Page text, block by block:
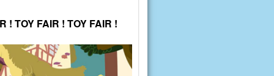
! TOY FAIR ! TOY FAIR !